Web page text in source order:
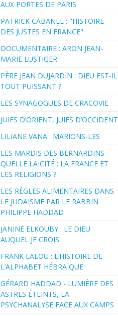
AUX PORTES DE PARIS
PATRICK CABANEL : "HISTOIRE
DES JUSTES EN FRANCE"
DOCUMENTAIRE : ARON JEAN-
MARIE LUSTIGER
PÈRE JEAN DUJARDIN : DIEU EST-IL
TOUT PUISSANT ?
LES SYNAGOGUES DE CRACOVIE
JUIFS D’ORIENT, JUIFS D’OCCIDENT
LILIANE VANA : MARIONS-LES
LES MARDIS DES BERNARDINS -
QUELLE LAÏCITÉ : LA FRANCE ET
LES RELIGIONS ?
LES RÈGLES ALIMENTAIRES DANS
LE JUDAÏSME PAR LE RABBIN
PHILIPPE HADDAD
JANINE ELKOUBY : LE DIEU
AUQUEL JE CROIS
FRANK LALOU : L’HISTOIRE DE
L’ALPHABET HÉBRAÏQUE
GÉRARD HADDAD - LUMIÈRE DES
ASTRES ÉTEINTS, LA
PSYCHANALYSE FACE AUX CAMPS